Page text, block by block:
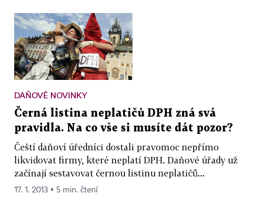
DAŇOVÉ NOVINKY
Černá listina neplatičů DPH zná svá
pravidla. Na co vše si musíte dát pozor?
Čeští daňoví úředníci dostali pravomoc nepřímo
likvidovat firmy, které neplatí DPH. Daňové úřady už
začínají sestavovat černou listinu neplatičů...
17. 1. 2013 ▪ 5 min. čtení